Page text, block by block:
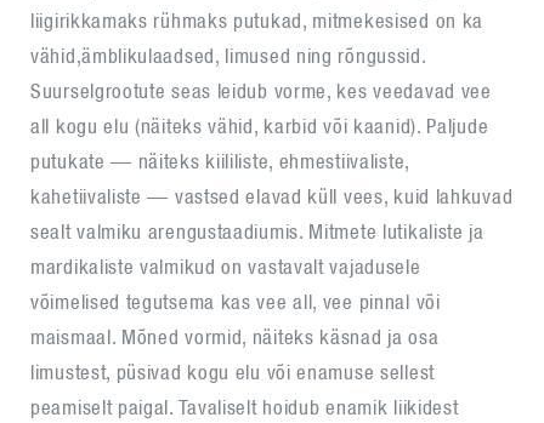
liigirikkamaks rühmaks putukad, mitmekesised on ka
vähid,ämblikulaadsed, limused ning rõngussid.
Suurselgrootute seas leidub vorme, kes veedavad vee
all kogu elu (näiteks vähid, karbid või kaanid). Paljude
putukate — näiteks kiililiste, ehmestiivaliste,
kahetiivaliste — vastsed elavad küll vees, kuid lahkuvad
sealt valmiku arengustaadiumis. Mitmete lutikaliste ja
mardikaliste valmikud on vastavalt vajadusele
võimelised tegutsema kas vee all, vee pinnal või
maismaal. Mõned vormid, näiteks käsnad ja osa
limustest, püsivad kogu elu või enamuse sellest
peamiselt paigal. Tavaliselt hoidub enamik liikidest